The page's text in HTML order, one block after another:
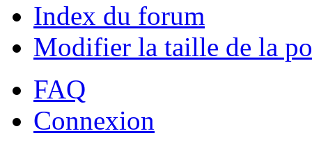
Index du forum
Modifier la taille de la
FAQ
Connexion